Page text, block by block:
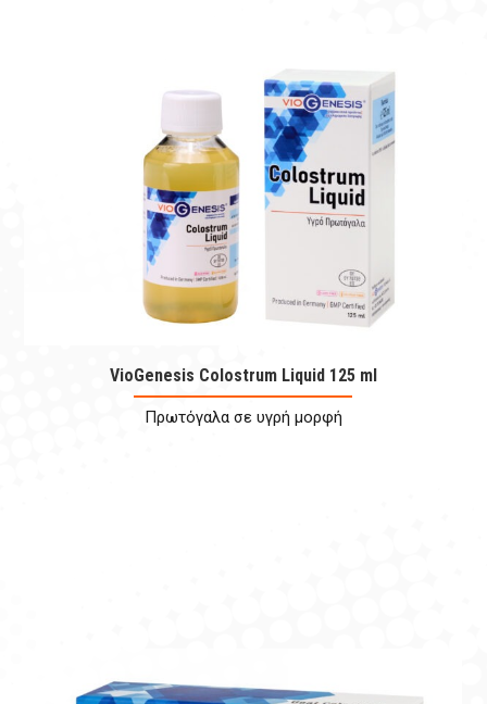
VioGenesis Colostrum Liquid 125 ml
Πρωτόγαλα σε υγρή μορφή